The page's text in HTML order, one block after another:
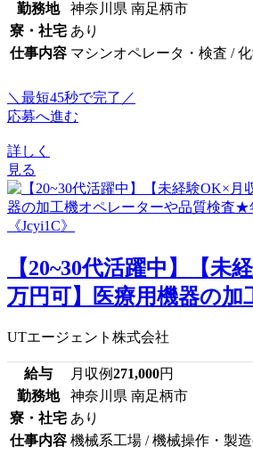
勤務地
神奈川県 南足柄市
寮・社宅 あり
仕事内容 マシンオペレータ・検査 /
＼最短45秒で完了／
応募へ進む
詳しく
見る
【20~30代活躍中】【未
万円可】医療用機器の加
UTエージェント株式会社
給与 月収例271,000円
勤務地
神奈川県 南足柄市
寮・社宅 あり
仕事内容 機械系工場 / 機械操作・製